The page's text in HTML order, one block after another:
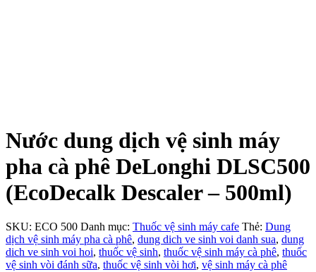
Nước dung dịch vệ sinh máy
pha cà phê DeLonghi DLSC500
(EcoDecalk Descaler – 500ml)
SKU: ECO 500 Danh mục: Thuốc vệ sinh máy cafe Thẻ: Dung
dịch vệ sinh máy pha cà phê, dung dich ve sinh voi danh sua, dung
dich ve sinh voi hoi, thuốc vệ sinh, thuốc vệ sinh máy cà phê, thuốc
vệ sinh vòi đánh sữa, thuốc vệ sinh vòi hơi, vệ sinh máy cà phê